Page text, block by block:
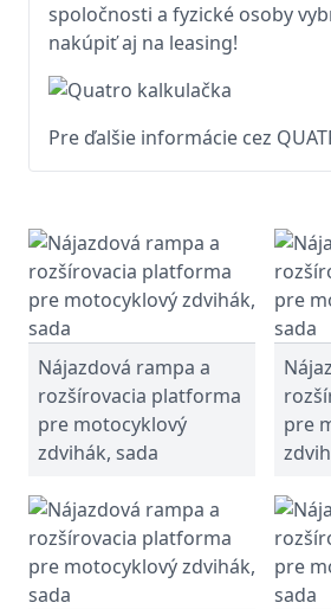
spoločnosti a fyzické osoby
nakúpiť aj na leasing!
Pre ďalšie informácie cez
Nájazdová rampа a
rozšírovacia platforma
pre motocyklový
zdvihák, sada
pre